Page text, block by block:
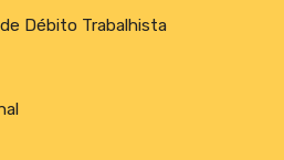
Débito Trabalhista